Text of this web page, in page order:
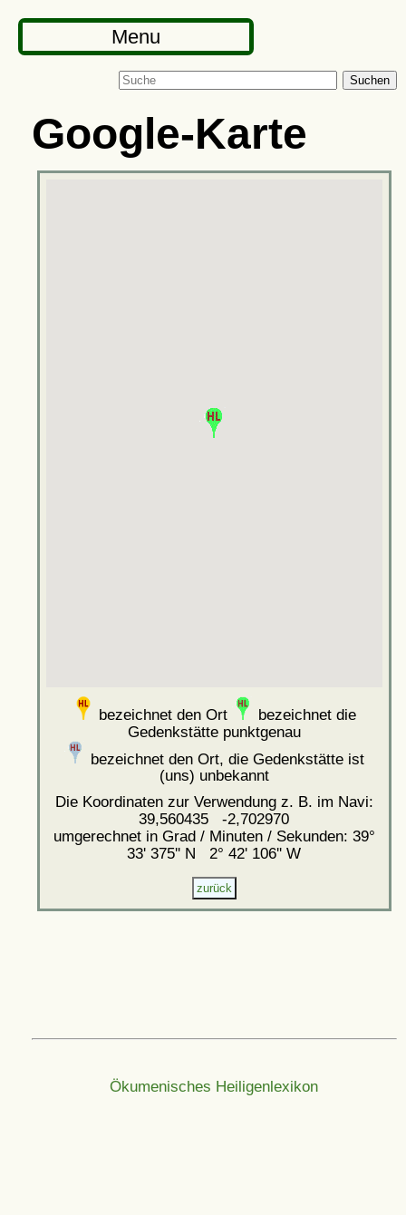
Menu
Suchen
Google-Karte
bezeichnet den Ort
bezeichnet die
Gedenkstätte punktgenau
bezeichnet den Ort, die Gedenkstätte ist
(uns) unbekannt
Die Koordinaten zur Verwendung z. B. im Navi:
39,560435 -2,702970
umgerechnet in Grad / Minuten / Sekunden: 39°
33' 375'' N 2° 42' 106'' W
Ökumenisches Heiligenlexikon